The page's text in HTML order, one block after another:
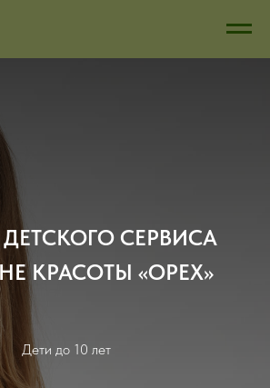
СЕРВИСА
КРАСОТЫ «ОРЕХ»
Дети до 10 лет